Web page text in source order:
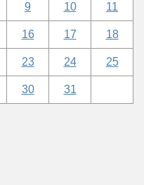
9 10 11
16 17 18
23 24 25
30
31